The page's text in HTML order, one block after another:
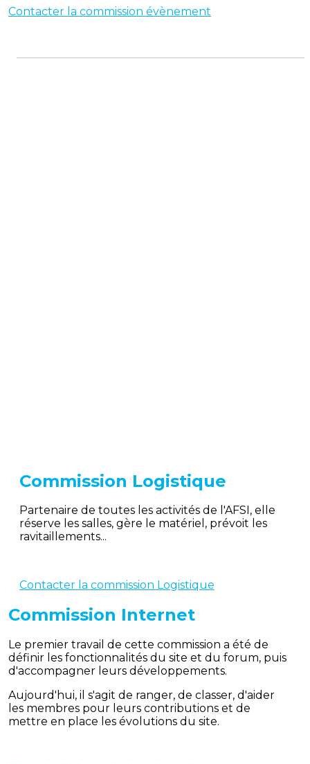
Contacter la commission évènement
Commission Logistique
Partenaire de toutes les activités de l'AFSI, elle
réserve les salles, gère le matériel, prévoit les
ravitaillements...
Contacter la commission Logistique
Commission Internet
Le premier travail de cette commission a été de
définir les fonctionnalités du site et du forum, puis
d'accompagner leurs développements.
Aujourd'hui, il s'agit de ranger, de classer, d'aider
les membres pour leurs contributions et de
mettre en place les évolutions du site.